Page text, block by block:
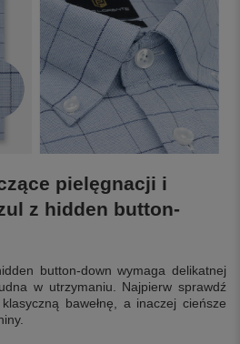
pielęgnacji i
z hidden button-
button-down wymaga delikatnej
w utrzymaniu. Najpierw sprawdź
bawełnę, a inaczej cieńsze